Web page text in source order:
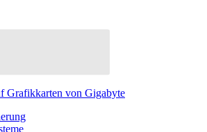
Grafikkarten von Gigabyte